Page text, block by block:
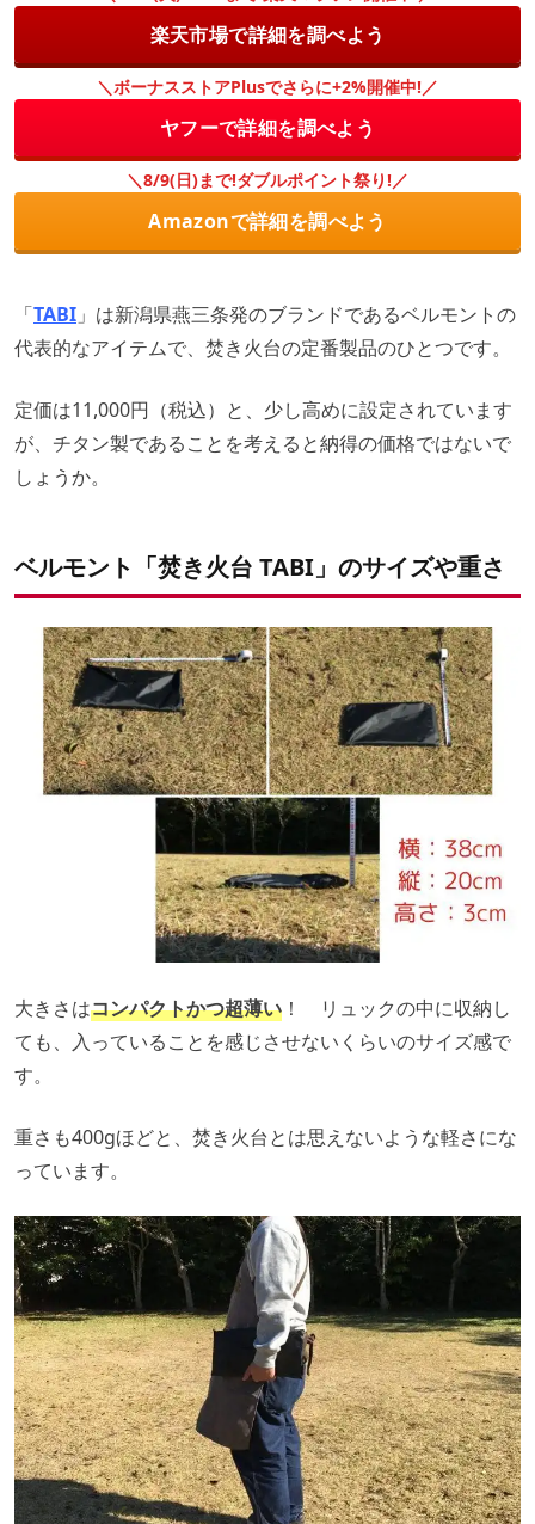
楽天市場で詳細を調べよう
＼ボーナスストアPlusでさらに+2%開催中!／
ヤフーで詳細を調べよう
＼8/9(日)まで!ダブルポイント祭り!／
Amazonで詳細を調べよう
「TABI 」は新潟県燕三条発のブランドであるベルモントの
代表的なアイテムで、焚き火台の定番製品のひとつです。
定価は11,000円（税込）と、少し高めに設定されています
が、チタン製であることを考えると納得の価格ではないで
しょうか。
ベルモント「焚き火台 TABI」のサイズや重さ
大きさはコンパクトかつ超薄い ！ リュックの中に収納し
ても、入っていることを感じさせないくらいのサイズ感で
す。
重さも400gほどと、焚き火台とは思えないような軽さにな
っています。